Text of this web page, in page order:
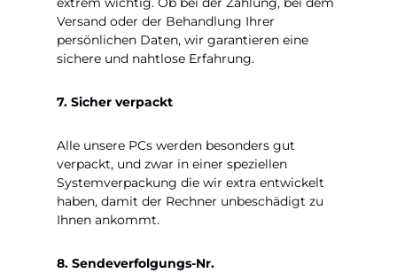
Versand oder der Behandlung Ihrer
persönlichen Daten, wir garantieren eine
sichere und nahtlose Erfahrung.
7. Sicher verpackt
Alle unsere PCs werden besonders gut
verpackt, und zwar in einer speziellen
Systemverpackung die wir extra entwickelt
haben, damit der Rechner unbeschädigt zu
Ihnen ankommt.
8. Sendeverfolgungs-Nr.